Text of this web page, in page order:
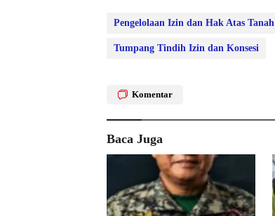
Pengelolaan Izin dan Hak Atas Tanah
Tumpang Tindih Izin dan Konsesi
Komentar
Baca Juga